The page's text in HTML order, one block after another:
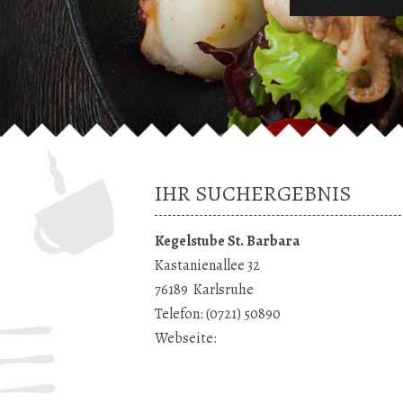
IHR SUCHERGEBNIS
Kegelstube St. Barbara
Kastanienallee 32
76189 Karlsruhe
Telefon:(0721) 50890
Webseite: